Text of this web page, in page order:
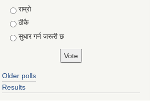
Choices
राम्रो
ठीकै
सुधार गर्न जरूरी छ
Older polls
Results